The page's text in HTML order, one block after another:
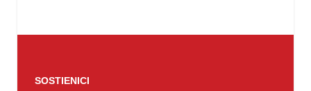
SOSTIENICI